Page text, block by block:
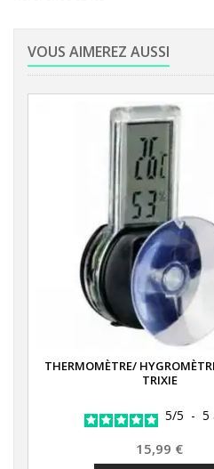
VOUS AIMEREZ AUSSI
THERMOMÈTRE/
TRIXIE
5/5 - 5
Prix
15,99 €